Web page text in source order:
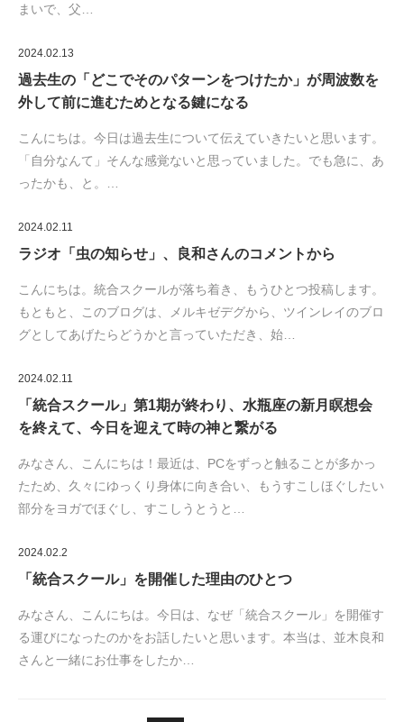
まいで、父…
2024.02.13
過去生の「どこでそのパターンをつけたか」が周波数を
外して前に進むためとなる鍵になる
こんにちは。今日は過去生について伝えていきたいと思います。
「自分なんて」そんな感覚ないと思っていました。でも急に、あ
ったかも、と。…
2024.02.11
ラジオ「虫の知らせ」、良和さんのコメントから
こんにちは。統合スクールが落ち着き、もうひとつ投稿します。
もともと、このブログは、メルキゼデグから、ツインレイのブロ
グとしてあげたらどうかと言っていただき、始…
2024.02.11
「統合スクール」第1期が終わり、水瓶座の新月瞑想会
を終えて、今日を迎えて時の神と繋がる
みなさん、こんにちは！最近は、PCをずっと触ることが多かっ
たため、久々にゆっくり身体に向き合い、もうすこしほぐしたい
部分をヨガでほぐし、すこしうとうと…
2024.02.2
「統合スクール」を開催した理由のひとつ
みなさん、こんにちは。今日は、なぜ「統合スクール」を開催す
る運びになったのかをお話したいと思います。本当は、並木良和
さんと一緒にお仕事をしたか…